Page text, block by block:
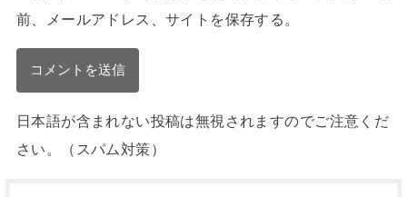
前、メールアドレス、サイトを保存する。
日本語が含まれない投稿は無視されますのでご注意くだ
さい。（スパム対策）